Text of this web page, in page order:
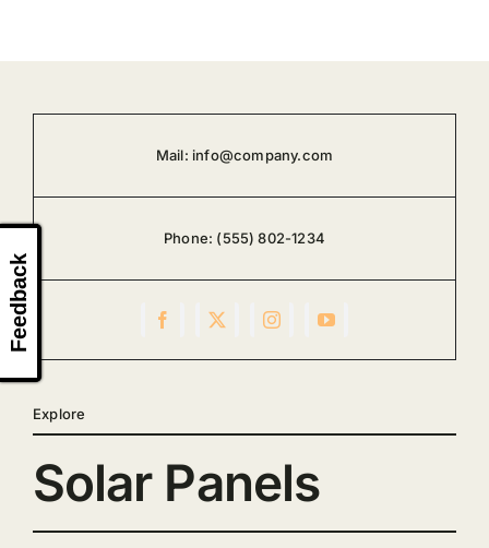
Mail: info@company.com
Phone: (555) 802-1234
Explore
Solar Panels
Feedback